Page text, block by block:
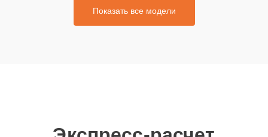
Показать все модели